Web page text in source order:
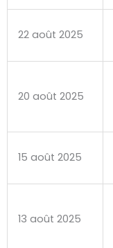
22 août 2025
20 août 2025
15 août 2025
13 août 2025